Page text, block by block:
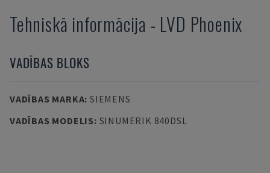
Tehniskā informācija - LVD Phoenix
VADĪBAS BLOKS
VADĪBAS MARKA: SIEMENS
VADĪBAS MODELIS: SINUMERIK 840DSL